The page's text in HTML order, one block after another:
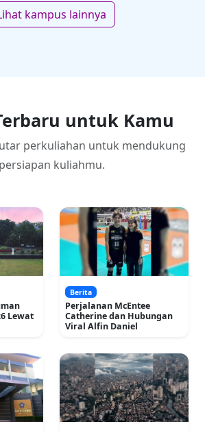
kampus lainnya
untuk Kamu
perkuliahan untuk mendukung
persiapan kuliahmu.
Lewat
Berita
Perjalanan McEntee
Catherine dan Hubungan
Viral Alfin Daniel